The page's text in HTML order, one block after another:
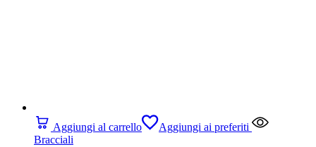
Aggiungi al carrello
Aggiungi ai preferiti
Bracciali